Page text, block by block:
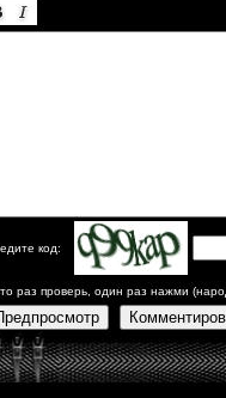
код:
раз проверь, один раз нажми